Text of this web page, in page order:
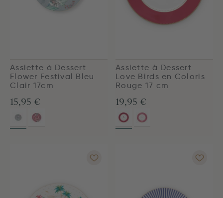
Assiette à Dessert
Flower Festival Bleu
Clair 17cm
15,95 €
Assiette à Dessert
Love Birds en Coloris
Rouge 17 cm
19,95 €